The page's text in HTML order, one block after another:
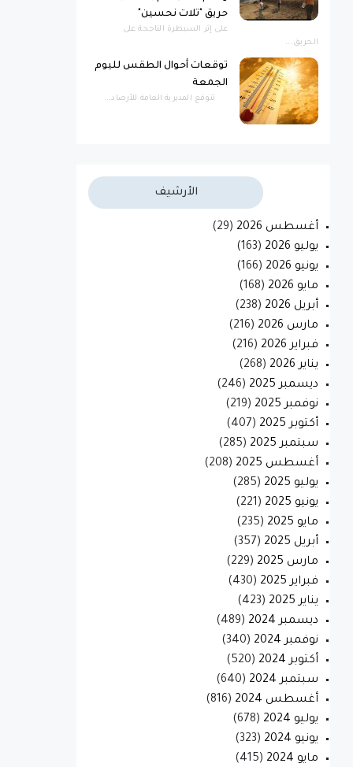
حريق "تلات نحسين"
​على إثر السيطرة الناجحة على
الحريق...
توقعات أحوال الطقس لليوم
الجمعة
تتوقع المديرية العامة للأرصاد...
الأرشيف
أغسطس 2026
(29)
يوليو 2026
(163)
يونيو 2026
(166)
مايو 2026
(168)
أبريل 2026
(238)
مارس 2026
(216)
فبراير 2026
(216)
يناير 2026
(268)
ديسمبر 2025
(246)
نوفمبر 2025
(219)
أكتوبر 2025
(407)
سبتمبر 2025
(285)
أغسطس 2025
(208)
يوليو 2025
(285)
يونيو 2025
(221)
مايو 2025
(235)
أبريل 2025
(357)
مارس 2025
(229)
فبراير 2025
(430)
يناير 2025
(423)
ديسمبر 2024
(489)
نوفمبر 2024
(340)
أكتوبر 2024
(520)
سبتمبر 2024
(640)
أغسطس 2024
(816)
يوليو 2024
(678)
يونيو 2024
(323)
مايو 2024
(415)